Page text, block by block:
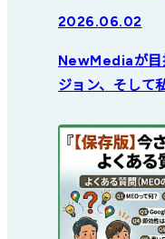
2026.06.02
NewMediaが目
ジョン、そして